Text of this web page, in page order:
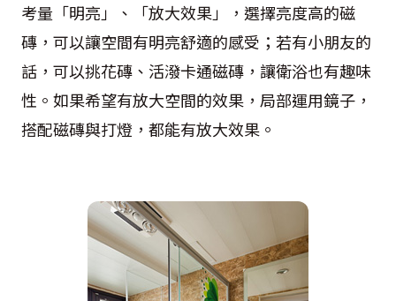
考量「明亮」、「放大效果」，選擇亮度高的磁
磚，可以讓空間有明亮舒適的感受；若有小朋友的
話，可以挑花磚、活潑卡通磁磚，讓衛浴也有趣味
性。如果希望有放大空間的效果，局部運用鏡子，
搭配磁磚與打燈，都能有放大效果。